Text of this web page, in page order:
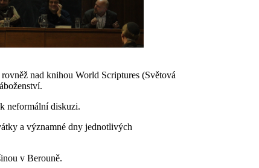
nad knihou World Scriptures (Světová
neformální diskuzi.
a významné dny jednotlivých
v Berouně.